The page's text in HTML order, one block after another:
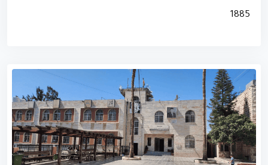
1885